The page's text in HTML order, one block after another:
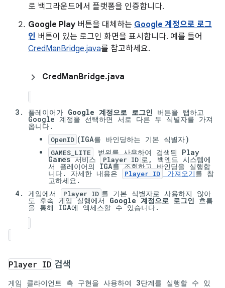
로 백그라운드에서 플랫폼을 인증합니다.
Google Play 버튼을 대체하는 Google 계정으로 로그
인 버튼이 있는 로그인 화면을 표시합니다. 예를 들어
CredManBridge.java를 참고하세요.
CredManBridge.java
플레이어가 Google 계정으로 로그인 버튼을 탭하고
Google 계정을 선택하면 서로 다른 두 식별자를 가져
옵니다.
OpenID (IGA를 바인딩하는 기본 식별자)
GAMES_LITE 범위를 사용하여 검색된 Play
Games 서비스 Player ID 로, 백엔드 시스템에
서 플레이어의 IGA를 조회하고 바인딩을 실행합
니다. 자세한 내용은 Player ID 가져오기를 참
고하세요.
게임에서
Player ID 를 기본 식별자로 사용하지 않아
도 후속 게임 실행에서 Google 계정으로 로그인 흐름
을 통해 IGA에 액세스할 수 있습니다.
Player ID 검색
게임 클라이언트 측 구현을 사용하여 3단계를 실행할 수 있